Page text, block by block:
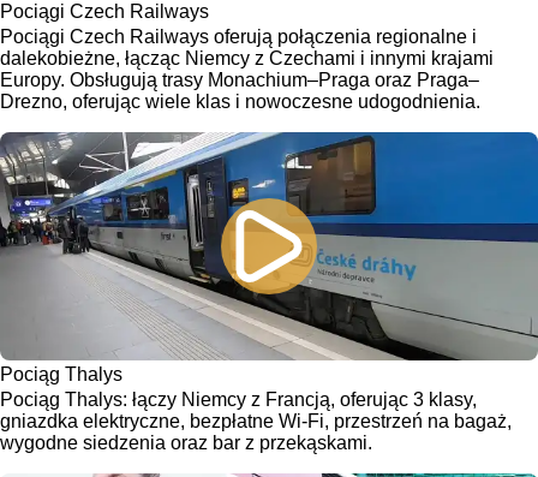
Pociągi Czech Railways
Pociągi Czech Railways oferują połączenia regionalne i
dalekobieżne, łącząc Niemcy z Czechami i innymi krajami
Europy. Obsługują trasy Monachium–Praga oraz Praga–
Drezno, oferując wiele klas i nowoczesne udogodnienia.
Pociąg Thalys
Pociąg Thalys: łączy Niemcy z Francją, oferując 3 klasy,
gniazdka elektryczne, bezpłatne Wi-Fi, przestrzeń na bagaż,
wygodne siedzenia oraz bar z przekąskami.